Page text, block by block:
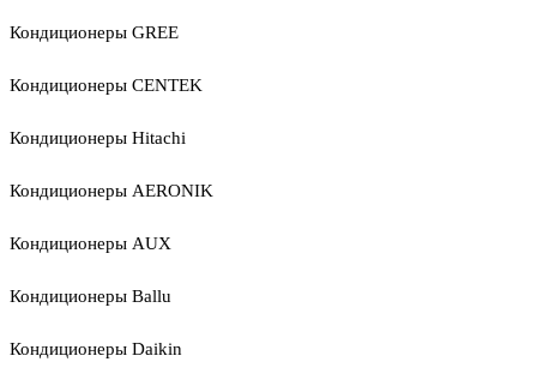
Кондиционеры GREE
Кондиционеры CENTEK
Кондиционеры Hitachi
Кондиционеры AERONIK
Кондиционеры AUX
Кондиционеры Ballu
Кондиционеры Daikin